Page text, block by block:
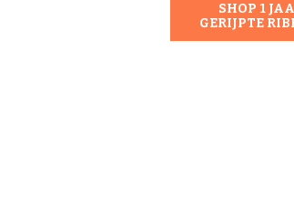
SHOP 1
GERIJPTE